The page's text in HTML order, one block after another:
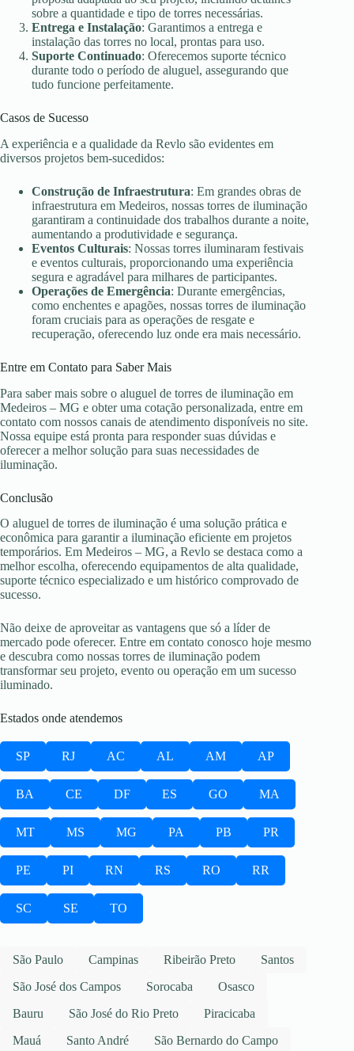
sobre a quantidade e tipo de torres necessárias.
Entrega e Instalação: Garantimos a entrega e
instalação das torres no local, prontas para uso.
Suporte Continuado: Oferecemos suporte técnico
durante todo o período de aluguel, assegurando que
tudo funcione perfeitamente.
Casos de Sucesso
A experiência e a qualidade da Revlo são evidentes em
diversos projetos bem-sucedidos:
Construção de Infraestrutura: Em grandes obras de
infraestrutura em Medeiros, nossas torres de iluminação
garantiram a continuidade dos trabalhos durante a noite,
aumentando a produtividade e segurança.
Eventos Culturais: Nossas torres iluminaram festivais
e eventos culturais, proporcionando uma experiência
segura e agradável para milhares de participantes.
Operações de Emergência: Durante emergências,
como enchentes e apagões, nossas torres de iluminação
foram cruciais para as operações de resgate e
recuperação, oferecendo luz onde era mais necessário.
Entre em Contato para Saber Mais
Para saber mais sobre o aluguel de torres de iluminação em
Medeiros – MG e obter uma cotação personalizada, entre em
contato com nossos canais de atendimento disponíveis no site.
Nossa equipe está pronta para responder suas dúvidas e
oferecer a melhor solução para suas necessidades de
iluminação.
Conclusão
O aluguel de torres de iluminação é uma solução prática e
econômica para garantir a iluminação eficiente em projetos
temporários. Em Medeiros – MG, a Revlo se destaca como a
melhor escolha, oferecendo equipamentos de alta qualidade,
suporte técnico especializado e um histórico comprovado de
sucesso.
Não deixe de aproveitar as vantagens que só a líder de
mercado pode oferecer. Entre em contato conosco hoje mesmo
e descubra como nossas torres de iluminação podem
transformar seu projeto, evento ou operação em um sucesso
iluminado.
Estados onde atendemos
SP RJ AC AL AM AP
BA CE DF ES GO MA
MT MS MG PA PB PR
PE PI RN RS RO RR
SC SE TO
São Paulo Campinas Ribeirão Preto
Santos
São José dos Campos
Sorocaba
Osasco
Bauru
São José do Rio Preto
Piracicaba
Mauá
Santo André
São Bernardo do Campo